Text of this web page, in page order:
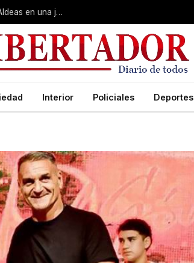
Gobierno, Unne y Arzobispado recibieron a la comitiva de Aldeas en una jornada de reuniones estratégicas
Interior Policiales Deportes